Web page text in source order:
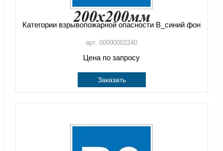
Категории взрывопожарной опасности В_синий фон
арт. 00000002240
Цена по запросу
Заказать